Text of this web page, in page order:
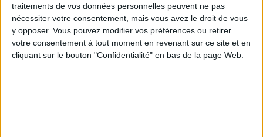
traitements de vos données personnelles peuvent ne pas
nécessiter votre consentement, mais vous avez le droit de vous
y opposer. Vous pouvez modifier vos préférences ou retirer
votre consentement à tout moment en revenant sur ce site et en
cliquant sur le bouton "Confidentialité" en bas de la page Web.